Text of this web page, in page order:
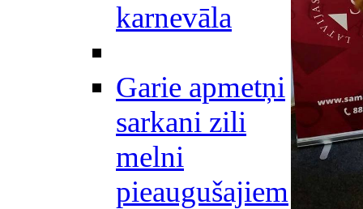
karnevāla
Garie apmetņi
sarkani zili
melni
pieaugušajiem